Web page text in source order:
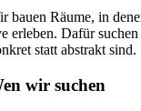
bauen Räume, in
erleben. Dafür
statt abstrakt sind.
wir suchen